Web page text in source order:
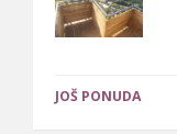
JOŠ PONUDA